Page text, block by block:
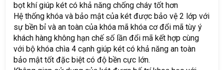
bọt khí giúp két có khả năng chống cháy tốt hơn
Hệ thống khóa và bảo mật của két được bảo vệ 2 lớp với
sự bền bỉ và an toàn của khóa mã khóa cơ đổi mã tùy ý
khách hàng không hạn chế số lần đổi mã kết hợp cùng
với bộ khóa chìa 4 cạnh giúp két có khả năng an toàn
bảo mật tốt đặc biệt có độ bền cực lớn.